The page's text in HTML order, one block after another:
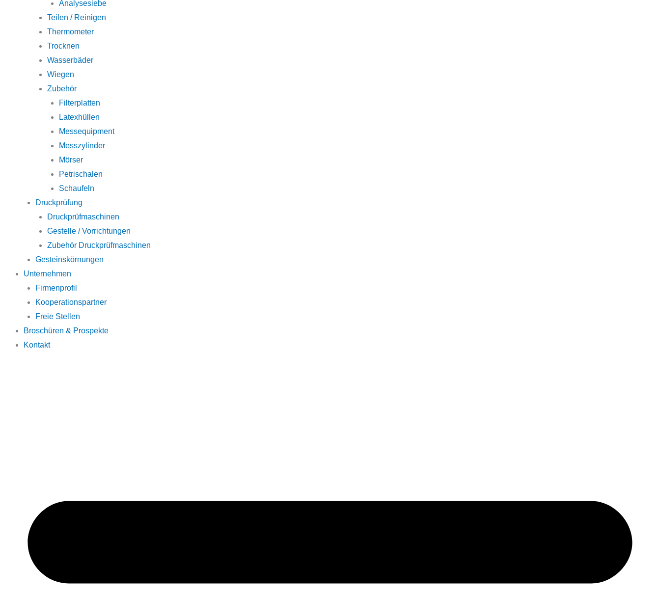
Analysesiebe
Teilen / Reinigen
Thermometer
Trocknen
Wasserbäder
Wiegen
Zubehör
Filterplatten
Latexhüllen
Messequipment
Messzylinder
Mörser
Petrischalen
Schaufeln
Druckprüfung
Druckprüfmaschinen
Gestelle / Vorrichtungen
Zubehör Druckprüfmaschinen
Gesteinskörnungen
Unternehmen
Firmenprofil
Kooperationspartner
Freie Stellen
Broschüren & Prospekte
Kontakt